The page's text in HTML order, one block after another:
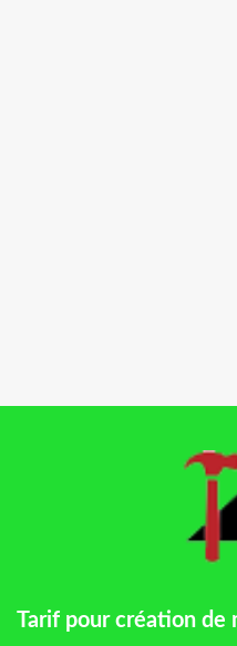
Tarif pour création de